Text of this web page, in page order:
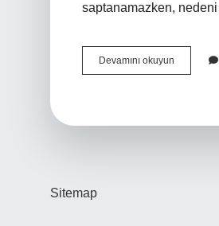
saptanamazken,
Devamını okuyun
Hastaları
Sitemap